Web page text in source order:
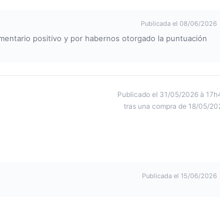
Publicada el 08/06/2026
positivo y por habernos otorgado la puntuación
Publicado el 31/05/2026 à
tras una compra de 18/05/
Publicada el 15/06/2026